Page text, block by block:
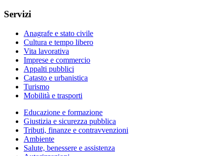
Servizi
Anagrafe e stato civile
Cultura e tempo libero
Vita lavorativa
Imprese e commercio
Appalti pubblici
Catasto e urbanistica
Turismo
Mobilità e trasporti
Educazione e formazione
Giustizia e sicurezza pubblica
Tributi, finanze e contravvenzioni
Ambiente
Salute, benessere e assistenza